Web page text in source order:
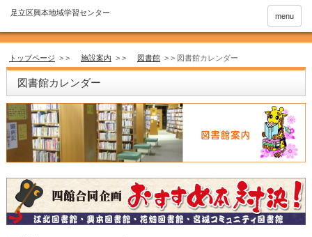
menu
トップページ > > 施設案内 > > 図書館 > > 図書館カレンダー
図書館カレンダー